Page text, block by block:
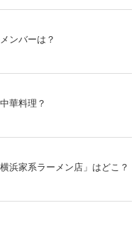
ンバーは？
華料理？
浜家系ラーメン店」はどこ？